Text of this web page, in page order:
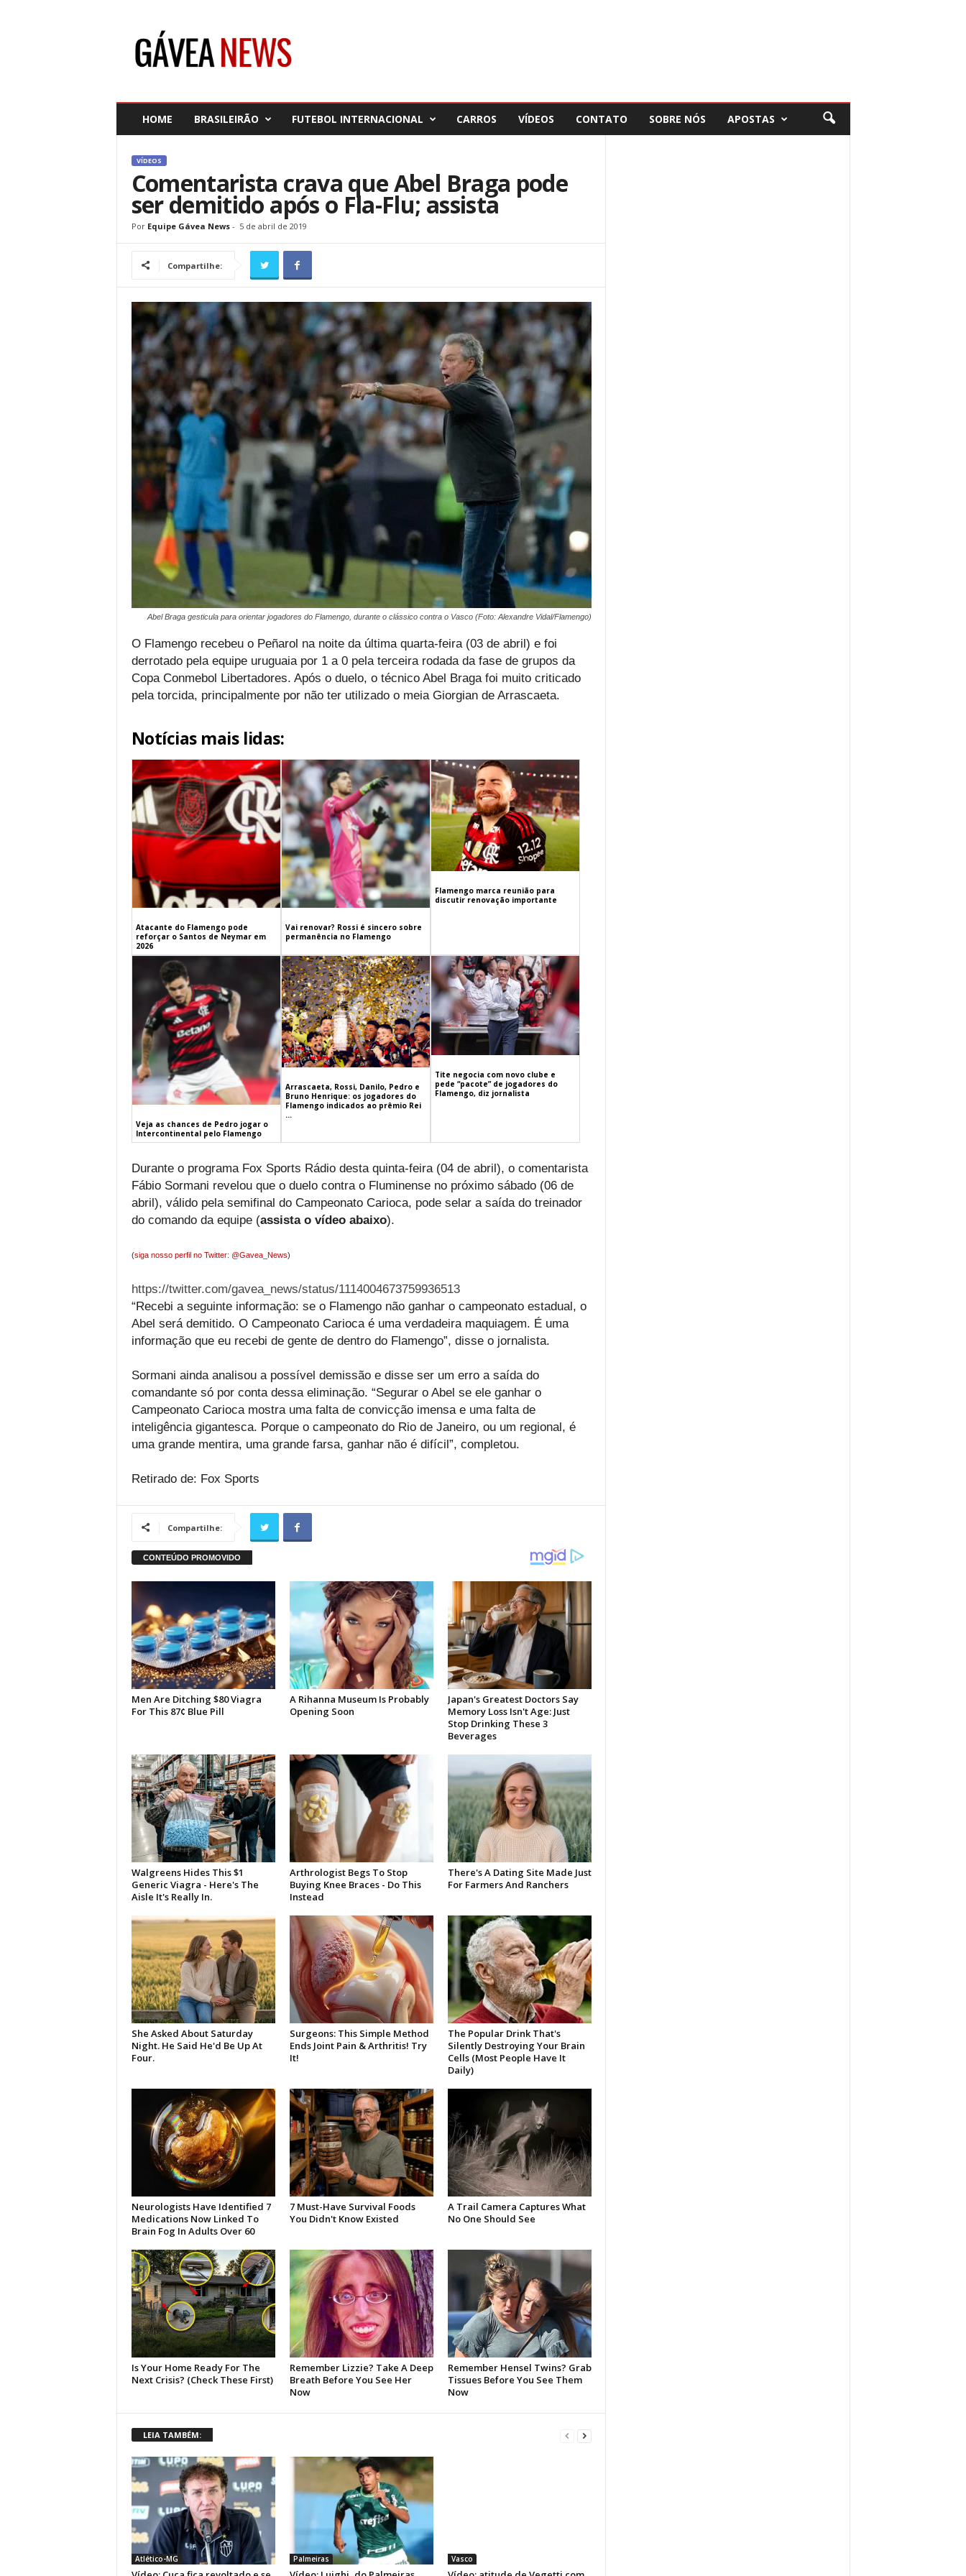
HOME BRASILEIRÃO FUTEBOL INTERNACIONAL CARROS VÍDEOS CONTATO SOBRE NÓS APOSTAS
VÍDEOS
Comentarista crava que Abel Braga pode
ser demitido após o Fla-Flu; assista
Por Equipe Gávea News- 5 de abril de 2019
Compartilhe:
Abel Braga gesticula para orientar jogadores do Flamengo, durante o clássico contra o Vasco (Foto: Alexandre Vidal/Flamengo)
O Flamengo recebeu o Peñarol na noite da última quarta-feira (03 de abril) e foi
derrotado pela equipe uruguaia por 1 a 0 pela terceira rodada da fase de grupos da
Copa Conmebol Libertadores. Após o duelo, o técnico Abel Braga foi muito criticado
pela torcida, principalmente por não ter utilizado o meia Giorgian de Arrascaeta.
Notícias mais lidas:
Atacante do Flamengo pode
reforçar o Santos de Neymar em
2026
Vai renovar? Rossi é sincero sobre
permanência no Flamengo
Flamengo marca reunião para
discutir renovação importante
Veja as chances de Pedro jogar o
Intercontinental pelo Flamengo
Arrascaeta, Rossi, Danilo, Pedro e
Bruno Henrique: os jogadores do
Flamengo indicados ao prêmio Rei
...
Tite negocia com novo clube e
pede “pacote” de jogadores do
Flamengo, diz jornalista
Durante o programa Fox Sports Rádio desta quinta-feira (04 de abril), o comentarista
Fábio Sormani revelou que o duelo contra o Fluminense no próximo sábado (06 de
abril), válido pela semifinal do Campeonato Carioca, pode selar a saída do treinador
do comando da equipe (assista o vídeo abaixo).
(siga nosso perfil no Twitter: @Gavea_News)
https://twitter.com/gavea_news/status/1114004673759936513
“Recebi a seguinte informação: se o Flamengo não ganhar o campeonato estadual, o
Abel será demitido. O Campeonato Carioca é uma verdadeira maquiagem. É uma
informação que eu recebi de gente de dentro do Flamengo”, disse o jornalista.
Sormani ainda analisou a possível demissão e disse ser um erro a saída do
comandante só por conta dessa eliminação. “Segurar o Abel se ele ganhar o
Campeonato Carioca mostra uma falta de convicção imensa e uma falta de
inteligência gigantesca. Porque o campeonato do Rio de Janeiro, ou um regional, é
uma grande mentira, uma grande farsa, ganhar não é difícil”, completou.
Retirado de: Fox Sports
Compartilhe:
LEIA TAMBÉM:
Atlético-MG Palmeiras Vasco